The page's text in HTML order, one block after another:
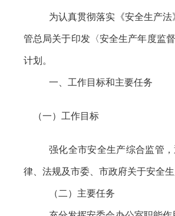
为认真贯彻落实《安全生产
管总局关于印发〈安全生产年度监
计划。
一、工作目标和主要任务
（一）工作目标
强化全市安全生产综合监管
律、法规及市委、市政府关于安全
（二）主要任务